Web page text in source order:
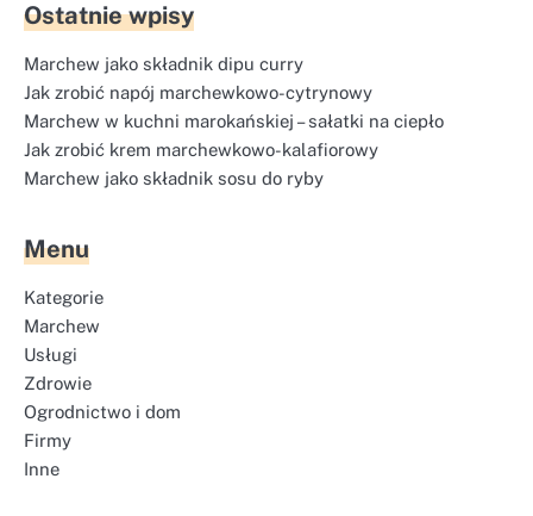
Ostatnie wpisy
Marchew jako składnik dipu curry
Jak zrobić napój marchewkowo-cytrynowy
Marchew w kuchni marokańskiej – sałatki na ciepło
Jak zrobić krem marchewkowo-kalafiorowy
Marchew jako składnik sosu do ryby
Menu
Kategorie
Marchew
Usługi
Zdrowie
Ogrodnictwo i dom
Firmy
Inne